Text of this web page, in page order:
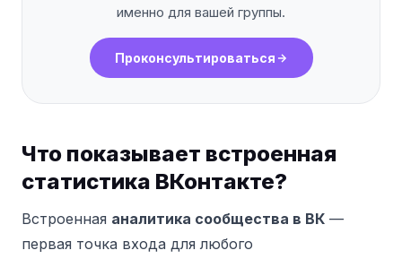
именно для вашей группы.
Проконсультироваться
Что показывает встроенная
статистика ВКонтакте?
Встроенная аналитика сообщества в ВК —
первая точка входа для любого